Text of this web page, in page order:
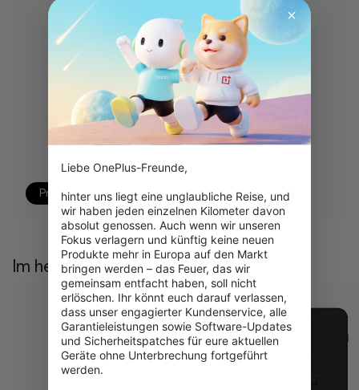
Produkt anzeigen
Im heißen Angebot
Liebe OnePlus-Freunde,
hinter uns liegt eine unglaubliche Reise, und
wir haben jeden einzelnen Kilometer davon
absolut genossen. Auch wenn wir unseren
Fokus verlagern und künftig keine neuen
Produkte mehr in Europa auf den Markt
bringen werden – das Feuer, das wir
gemeinsam entfacht haben, soll nicht
erlöschen. Ihr könnt euch darauf verlassen,
dass unser engagierter Kundenservice, alle
Garantieleistungen sowie Software-Updates
und Sicherheitspatches für eure aktuellen
Geräte ohne Unterbrechung fortgeführt
werden.